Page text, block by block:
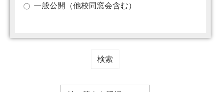
一般公開（他校同窓会含む）